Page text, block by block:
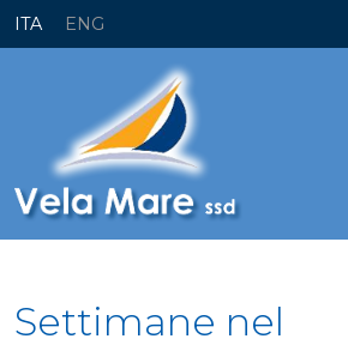
ITA ENG
Settimane nel